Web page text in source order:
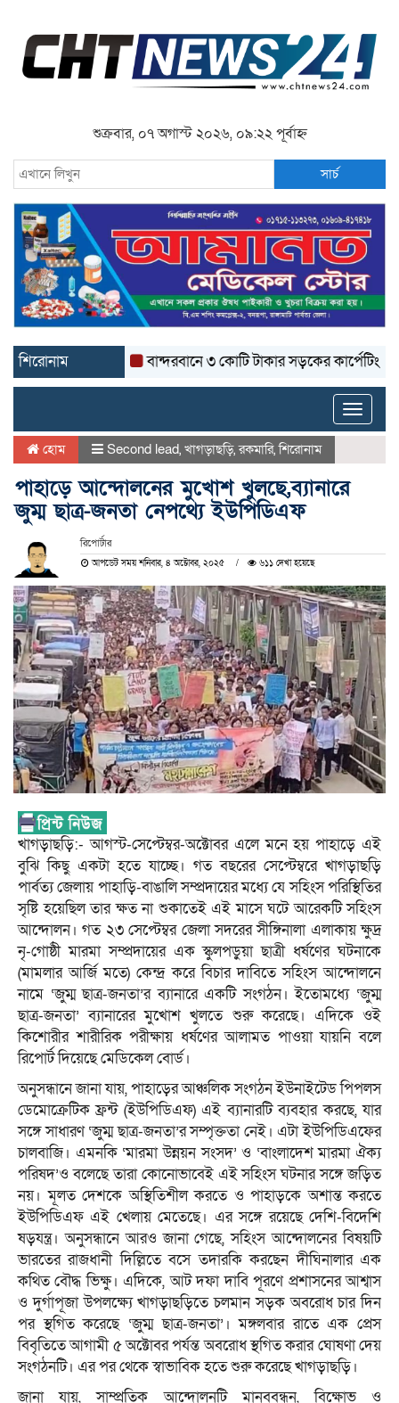
শুক্রবার, ০৭ অগাস্ট ২০২৬, ০৯:২২ পূর্বাহ্ন
সার্চ
শিরোনাম বান্দরবানে ৩ কোটি টাকার সড়কের কার্পেটিং উঠে যাচ্ছে
Toggle
হোম Second lead, খাগড়াছড়ি,রকমারি,শিরোনাম
পাহাড়ে আন্দোলনের মুখোশ খুলছে,ব্যানারে
জুম্ম ছাত্র-জনতা নেপথ্যে ইউপিডিএফ
রিপোর্টার
আপডেট সময় শনিবার, ৪ অক্টোবর, ২০২৫ ৬১১ দেখা হয়েছে
খাগড়াছড়ি:- আগস্ট-সেপ্টেম্বর-অক্টোবর এলে মনে হয় পাহাড়ে এই
বুঝি কিছু একটা হতে যাচ্ছে। গত বছরের সেপ্টেম্বরে খাগড়াছড়ি
পার্বত্য জেলায় পাহাড়ি-বাঙালি সম্প্রদায়ের মধ্যে যে সহিংস পরিস্থিতির
সৃষ্টি হয়েছিল তার ক্ষত না শুকাতেই এই মাসে ঘটে আরেকটি সহিংস
আন্দোলন। গত ২৩ সেপ্টেম্বর জেলা সদরের সীঙ্গিনালা এলাকায় ক্ষুদ্র
নৃ-গোষ্ঠী মারমা সম্প্রদায়ের এক স্কুলপড়ুয়া ছাত্রী ধর্ষণের ঘটনাকে
(মামলার আর্জি মতে) কেন্দ্র করে বিচার দাবিতে সহিংস আন্দোলনে
নামে ‘জুম্ম ছাত্র-জনতা’র ব্যানারে একটি সংগঠন। ইতোমধ্যে ‘জুম্ম
ছাত্র-জনতা’ ব্যানারের মুখোশ খুলতে শুরু করেছে। এদিকে ওই
কিশোরীর শারীরিক পরীক্ষায় ধর্ষণের আলামত পাওয়া যায়নি বলে
রিপোর্ট দিয়েছে মেডিকেল বোর্ড।
অনুসন্ধানে জানা যায়, পাহাড়ের আঞ্চলিক সংগঠন ইউনাইটেড পিপলস
ডেমোক্রেটিক ফ্রন্ট (ইউপিডিএফ) এই ব্যানারটি ব্যবহার করছে, যার
সঙ্গে সাধারণ ‘জুম্ম ছাত্র-জনতা’র সম্পৃক্ততা নেই। এটা ইউপিডিএফের
চালবাজি। এমনকি ‘মারমা উন্নয়ন সংসদ’ ও ‘বাংলাদেশ মারমা ঐক্য
পরিষদ’ও বলেছে তারা কোনোভাবেই এই সহিংস ঘটনার সঙ্গে জড়িত
নয়। মূলত দেশকে অস্থিতিশীল করতে ও পাহাড়কে অশান্ত করতে
ইউপিডিএফ এই খেলায় মেতেছে। এর সঙ্গে রয়েছে দেশি-বিদেশি
ষড়যন্ত্র। অনুসন্ধানে আরও জানা গেছে, সহিংস আন্দোলনের বিষয়টি
ভারতের রাজধানী দিল্লিতে বসে তদারকি করছেন দীঘিনালার এক
কথিত বৌদ্ধ ভিক্ষু। এদিকে, আট দফা দাবি পূরণে প্রশাসনের আশ্বাস
ও দুর্গাপূজা উপলক্ষ্যে খাগড়াছড়িতে চলমান সড়ক অবরোধ চার দিন
পর স্থগিত করেছে ‘জুম্ম ছাত্র-জনতা’। মঙ্গলবার রাতে এক প্রেস
বিবৃতিতে আগামী ৫ অক্টোবর পর্যন্ত অবরোধ স্থগিত করার ঘোষণা দেয়
সংগঠনটি। এর পর থেকে স্বাভাবিক হতে শুরু করেছে খাগড়াছড়ি।
জানা যায়, সাম্প্রতিক আন্দোলনটি মানববন্ধন, বিক্ষোভ ও